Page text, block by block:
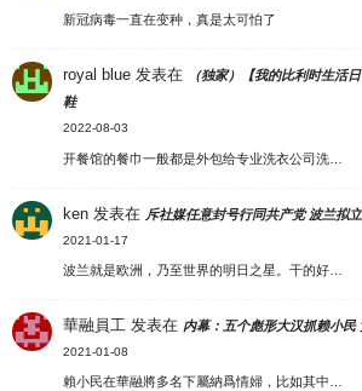
新冠病毒一直在变种，真是太可怕了
royal blue 发表在
（独家）【我的比利时生活
鞋
2022-08-03
开餐馆的餐巾一般都是外包给专业洗衣公司洗…
ken 发表在 斥社媒任意封号行同共产党 波兰拟
2021-01-17
波兰就是欧洲，乃至世界的明日之星。干的好…
華融員工 发表在 内幕：五个彪形大汉抓赖小民
2021-01-08
賴小民在華融將多名下屬納爲情婦，比如其中…